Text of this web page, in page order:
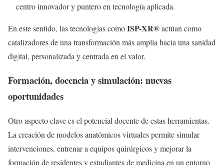
centro innovador y puntero en tecnología aplicada.
En este sentido, las tecnologías comoISP-XR®actúan como
catalizadores de una transformación más amplia hacia una sanidad
digital, personalizada y centrada en el valor.
Formación, docencia y simulación: nuevas
oportunidades
Otro aspecto clave es el potencial docente de estas herramientas.
La creación de modelos anatómicos virtuales permite simular
intervenciones, entrenar a equipos quirúrgicos y mejorar la
formación de residentes y estudiantes de medicina en un entorno